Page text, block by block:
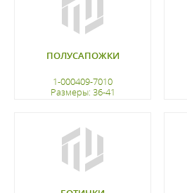
ПОЛУСАПОЖКИ
1-000409-7010
Размеры: 36-41